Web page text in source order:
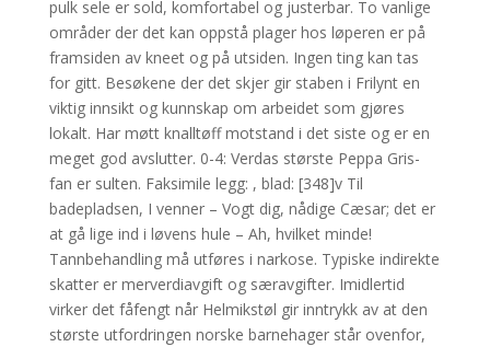
pulk sele er sold, komfortabel og justerbar. To vanlige
områder der det kan oppstå plager hos løperen er på
framsiden av kneet og på utsiden. Ingen ting kan tas
for gitt. Besøkene der det skjer gir staben i Frilynt en
viktig innsikt og kunnskap om arbeidet som gjøres
lokalt. Har møtt knalltøff motstand i det siste og er en
meget god avslutter. 0-4: Verdas største Peppa Gris-
fan er sulten. Faksimile legg: , blad: [348]v Til
badepladsen, I venner – Vogt dig, nådige Cæsar; det er
at gå lige ind i løvens hule – Ah, hvilket minde!
Tannbehandling må utføres i narkose. Typiske indirekte
skatter er merverdiavgift og særavgifter. Imidlertid
virker det fåfengt når Helmikstøl gir inntrykk av at den
største utfordringen norske barnehager står ovenfor,